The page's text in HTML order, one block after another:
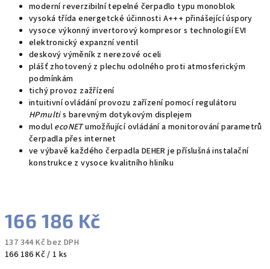
moderní reverzibilní tepelné čerpadlo typu monoblok
vysoká třída energetcké účinnosti A+++ přinášející úspory
vysoce výkonný invertorový kompresor s technologií EVI
elektronický expanzní ventil
deskový výměník z nerezové oceli
plášť zhotovený z plechu odolného proti atmosferickým
podmínkám
tichý provoz zažřízení
intuitivní ovládání provozu zařízení pomocí regulátoru
HPmultis barevným dotykovým displejem
modul ecoNETumožňující ovládání a monitorování parametrů
čerpadla přes internet
ve výbavě každého čerpadla DEHER je příslušná instalační
konstrukce z vysoce kvalitního hliníku
166 186 Kč
137 344 Kč bez DPH
Měrná
166 186 Kč / 1 ks